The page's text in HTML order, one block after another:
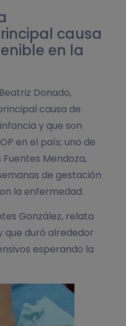
causa
en la
Donado,
causa de
y que son
en el país; uno de
Fuentes Mendoza,
de gestación
la enfermedad.
González, relata
que duró alrededor
esperando la